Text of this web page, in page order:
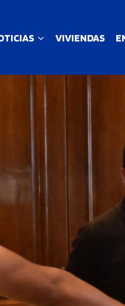
VIVIENDAS